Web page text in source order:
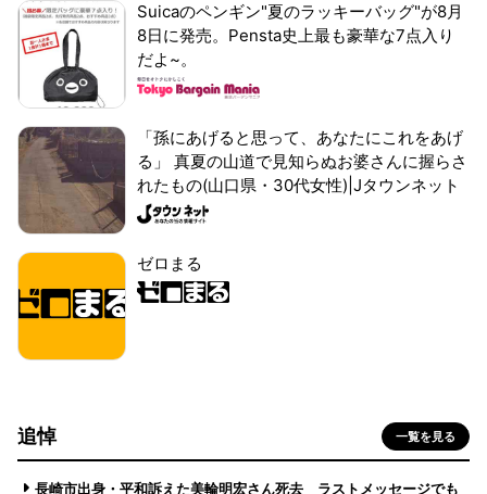
Suicaのペンギン"夏のラッキーバッグ"が8月
8日に発売。Pensta史上最も豪華な7点入り
だよ~。
「孫にあげると思って、あなたにこれをあげ
る」 真夏の山道で見知らぬお婆さんに握らさ
れたもの(山口県・30代女性)|Jタウンネット
ゼロまる
追悼 一覧を見る
長崎市出身・平和訴えた美輪明宏さん死去 ラストメッセージでも